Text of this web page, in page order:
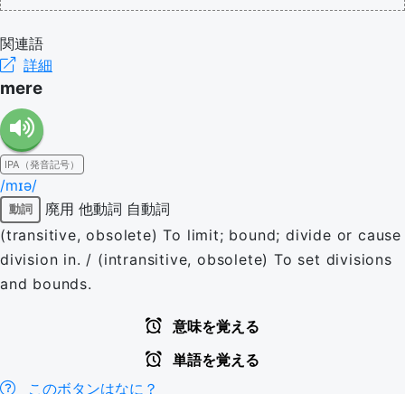
関連語
詳細
mere
IPA（発音記号）
/mɪə/
動詞 廃用 他動詞 自動詞
(transitive, obsolete) To limit; bound; divide or cause
division in. / (intransitive, obsolete) To set divisions
and bounds.
意味を覚える
単語を覚える
このボタンはなに？